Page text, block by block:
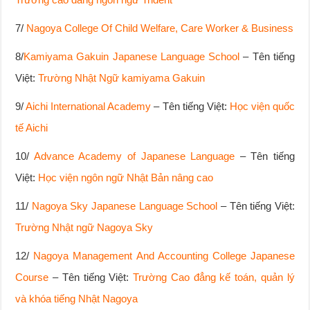
7/ Nagoya College Of Child Welfare, Care Worker & Business
8/Kamiyama Gakuin Japanese Language School – Tên tiếng
Việt:Trường Nhật Ngữ kamiyama Gakuin
9/Aichi International Academy – Tên tiếng Việt: Học viện quốc
tế Aichi
10/ Advance Academy of Japanese Language – Tên tiếng
Việt: Học viện ngôn ngữ Nhật Bản nâng cao
11/ Nagoya Sky Japanese Language School – Tên tiếng Việt:
Trường Nhật ngữ Nagoya Sky
12/ Nagoya Management And Accounting College Japanese
Course – Tên tiếng Việt:Trường Cao đẳng kế toán, quản lý
và khóa tiếng Nhật Nagoya